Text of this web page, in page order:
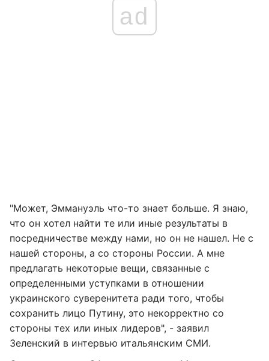
ad
"Может, Эммануэль что-то знает больше. Я знаю,
что он хотел найти те или иные результаты в
посредничестве между нами, но он не нашел. Не с
нашей стороны, а со стороны России. А мне
предлагать некоторые вещи, связанные с
определенными уступками в отношении
украинского суверенитета ради того, чтобы
сохранить лицо Путину, это некорректно со
стороны тех или иных лидеров", - заявил
Зеленский в интервью итальянским СМИ.